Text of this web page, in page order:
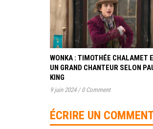
WONKA : TIMOTHÉE CHALAMET
UN GRAND CHANTEUR SELON
KING
9 juin 2024 / 0 Comment
ÉCRIRE UN